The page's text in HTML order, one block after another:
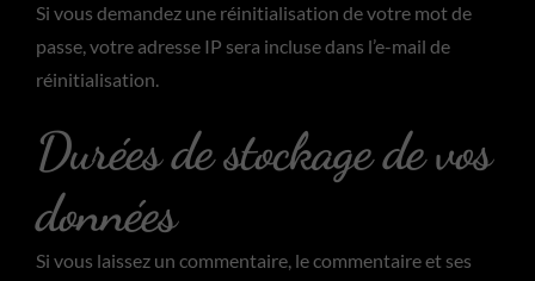
Si vous demandez une réinitialisation de votre mot de
passe, votre adresse IP sera incluse dans l’e-mail de
réinitialisation.
Durées de stockage de vos
données
Si vous laissez un commentaire, le commentaire et ses